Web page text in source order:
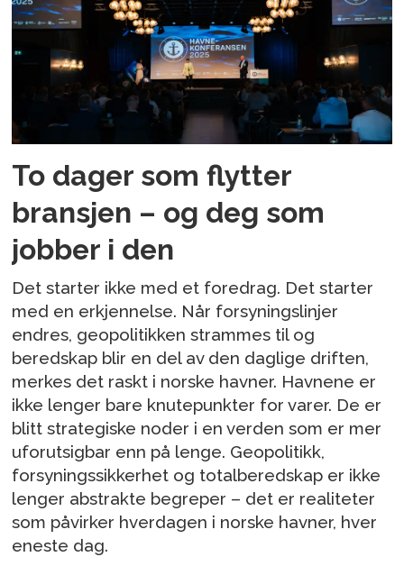
To dager som flytter
bransjen – og deg som
jobber i den
Det starter ikke med et foredrag. Det starter
med en erkjennelse. Når forsyningslinjer
endres, geopolitikken strammes til og
beredskap blir en del av den daglige driften,
merkes det raskt i norske havner. Havnene er
ikke lenger bare knutepunkter for varer. De er
blitt strategiske noder i en verden som er mer
uforutsigbar enn på lenge. Geopolitikk,
forsyningssikkerhet og totalberedskap er ikke
lenger abstrakte begreper – det er realiteter
som påvirker hverdagen i norske havner, hver
eneste dag.